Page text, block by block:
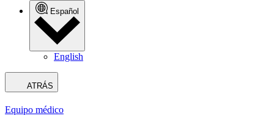
Español
English
ATRÁS
Equipo médico